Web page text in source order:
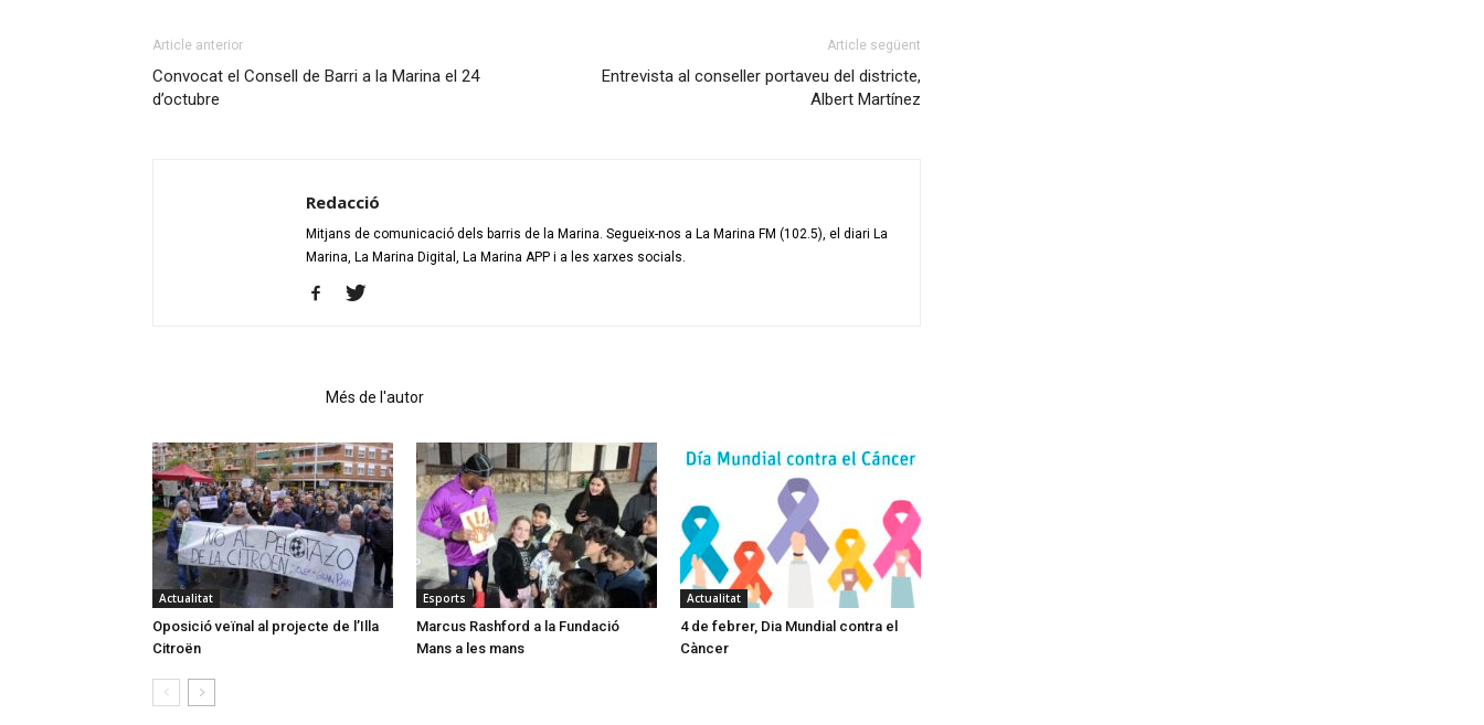
Article anterior
Convocat el Consell de Barri a la Marina el 24
d’octubre
Article següent
Entrevista al conseller portaveu del districte,
Albert Martínez
Redacció
Mitjans de comunicació dels barris de la Marina. Segueix-nos a La Marina FM (102.5), el diari La
Marina, La Marina Digital, La Marina APP i a les xarxes socials.
Més de l'autor
Actualitat
Oposició veïnal al projecte de l’Illa
Citroën
Esports
Marcus Rashford a la Fundació
Mans a les mans
Actualitat
4 de febrer, Dia Mundial contra el
Càncer